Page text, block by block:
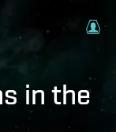
in the